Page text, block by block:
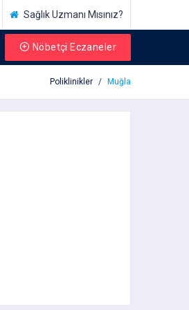
Sağlık Uzmanı Mısınız?
Nöbetçi Eczaneler
Poliklinikler Muğla